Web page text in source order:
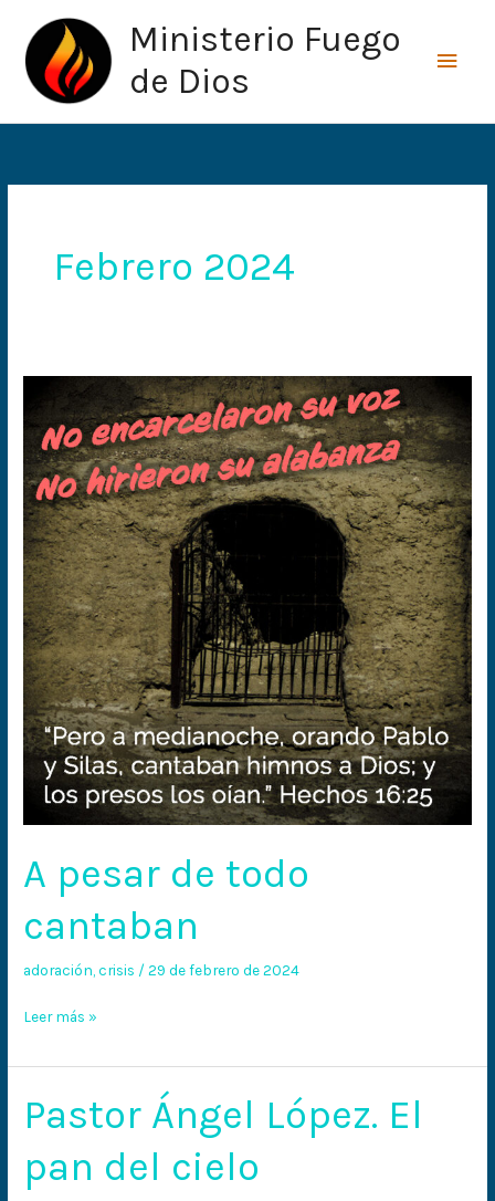
contenido
Ministerio Fuego
de Dios
Febrero 2024
A pesar de todo
cantaban
adoración ,crisis /29 de febrero de 2024
todo
cantaban
Leer más »
Pastor Ángel López. El
pan del cielo
Pastor
Ángel
López.
El